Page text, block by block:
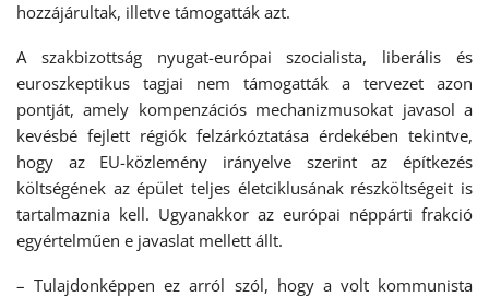
hozzájárultak, illetve támogatták azt.
A szakbizottság nyugat-európai szocialista, liberális és
euroszkeptikus tagjai nem támogatták a tervezet azon
pontját, amely kompenzációs mechanizmusokat javasol a
kevésbé fejlett régiók felzárkóztatása érdekében tekintve,
hogy az EU-közlemény irányelve szerint az építkezés
költségének az épület teljes életciklusának részköltségeit is
tartalmaznia kell. Ugyanakkor az európai néppárti frakció
egyértelműen e javaslat mellett állt.
– Tulajdonképpen ez arról szól, hogy a volt kommunista